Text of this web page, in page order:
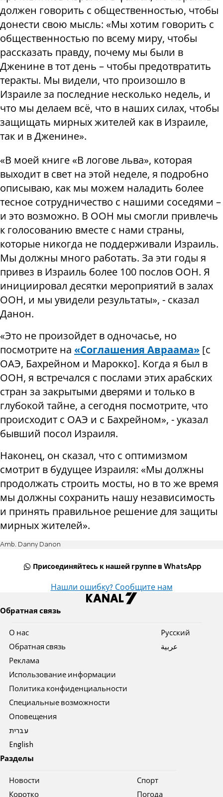
должен говорить с общественностью, чтобы
донести свою мысль: «Мы хотим говорить с
общественностью по всему миру, чтобы
рассказать правду, почему мы были в
Дженине в тот день – чтобы предотвратить
теракты. Мы видели, что произошло в
Израиле за последние несколько недель, и
что мы делаем всё, что в наших силах, чтобы
защищать мирных жителей как в Израиле,
так и в Дженине».
«В моей книге «В логове льва», которая
выходит в свет на этой неделе, я подробно
описываю, как мы можем наладить более
тесное сотрудничество с нашими соседями –
и это возможно. В ООН мы смогли привлечь
к голосованию вместе с нами страны,
которые никогда не поддерживали Израиль.
Мы должны много работать. За эти годы я
привез в Израиль более 100 послов ООН. Я
инициировал десятки мероприятий в залах
ООН, и мы увидели результаты», - сказал
Данон.
«Это не произойдет в одночасье, но
посмотрите на «Соглашения Авраама» [с
ОАЭ, Бахрейном и Марокко]. Когда я был в
ООН, я встречался с послами этих арабских
стран за закрытыми дверями и только в
глубокой тайне, а сегодня посмотрите, что
происходит с ОАЭ и с Бахрейном», - указал
бывший посол Израиля.
Наконец, он сказал, что с оптимизмом
смотрит в будущее Израиля: «Мы должны
продолжать строить мосты, но в то же время
мы должны сохранить нашу независимость
и принять правильное решение для защиты
мирных жителей».
Amb. Danny Danon
Присоединяйтесь к нашей группе в WhatsApp
Нашли ошибку? Сообщите нам
Обратная связь
О нас
Обратная связь
Реклама
Использование информации
Политика конфиденциальности
Специальные возможности
Оповещения
עברית
English
Pусский
عربية
Разделы
Новости
Коротко
Спорт
Погода